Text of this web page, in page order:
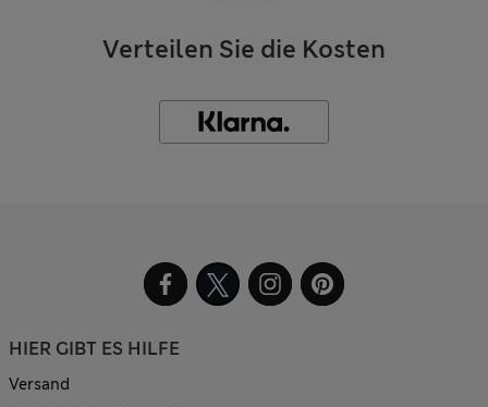
Verteilen Sie die Kosten
HIER GIBT ES HILFE
Versand